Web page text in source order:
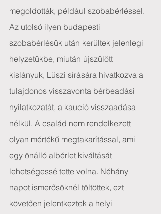
megoldották, például szobabérléssel.
Az utolsó ilyen budapesti
szobabérlésük után kerültek jelenlegi
helyzetükbe, miután újszülött
kislányuk, Lüszi sírására hivatkozva a
tulajdonos visszavonta bérbeadási
nyilatkozatát, a kaució visszaadása
nélkül. A család nem rendelkezett
olyan mértékű megtakarítással, ami
egy önálló albérlet kiváltását
lehetségessé tette volna. Néhány
napot ismerősöknél töltöttek, ezt
követően jelentkeztek a helyi